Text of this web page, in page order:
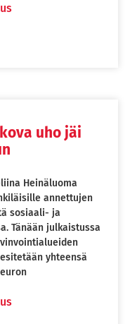
uho jäi
Heinäluoma
annettujen
sosiaali- ja
Tänään julkaistussa
yhteensä